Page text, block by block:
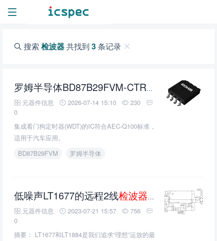
搜索 检波器共找到 3条记录
罗姆半导体BD87B29FVM-CTR电压 检波器集成
元器件信息 2026-07-14 15:10
230
0
集成看门狗定时器(WDT)的IC符合AEC-Q100标准，
适用于汽车应用。
BD87B29FVM
罗姆半导体
低噪声LT1677的远程2线检波器前置放大器的
元器件信息 2023-07-21 15:57
756
0
摘要： LT1677和LT1884是我们追求“理想”运放的最